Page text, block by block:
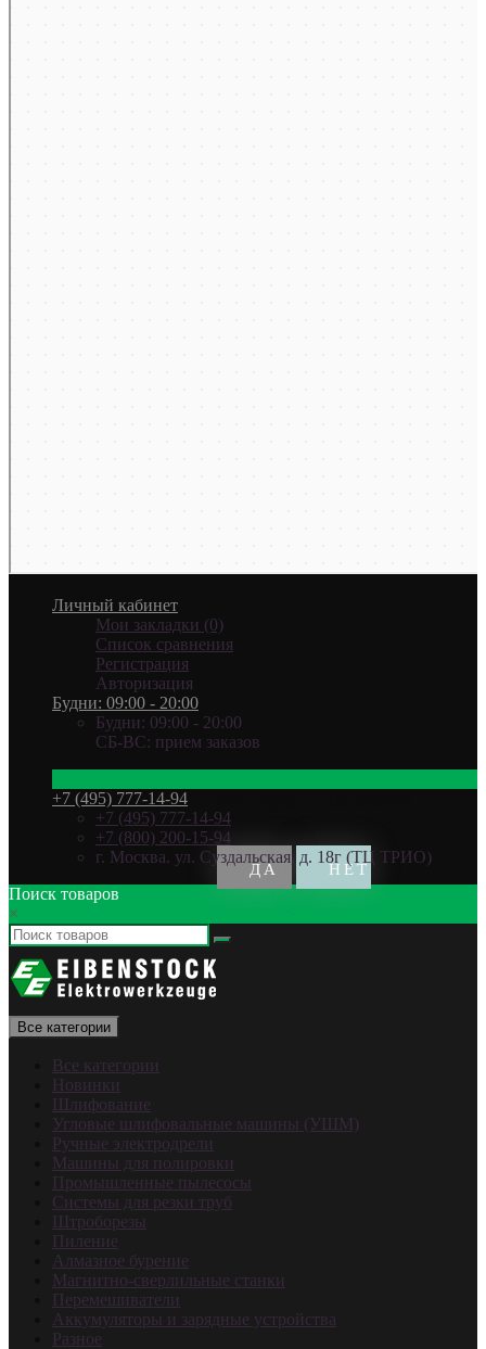
Личный кабинет
Мои закладки (0)
Список сравнения
Регистрация
Авторизация
Будни: 09:00 - 20:00
Будни: 09:00 - 20:00
СБ-ВС: прием заказов
+7 (495) 777-14-94
+7 (495) 777-14-94
+7 (800) 200-15-94
г. Москва. ул. Суздальская, д. 18г (ТЦ ТРИО)
Поиск товаров
×
Все категории
Все категории
Новинки
Шлифование
Угловые шлифовальные машины (УШМ)
Ручные электродрели
Машины для полировки
Промышленные пылесосы
Системы для резки труб
Штроборезы
Пиление
Алмазное бурение
Магнитно-сверлильные станки
Перемешиватели
Аккумуляторы и зарядные устройства
Разное